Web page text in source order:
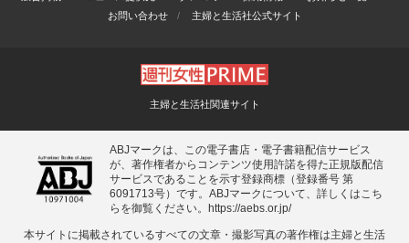
お問い合わせ
主婦と生活社公式サイト
主婦と生活社関連サイト
ABJマークは、この電子書店・電子書籍配信サービス
が、著作権者からコンテンツ使用許諾を得た正規版配信
サービスであることを示す登録商標（登録番号 第
6091713号）です。ABJマークについて、詳しくはこち
らを御覧ください。
https://aebs.or.jp/
本サイトに掲載されているすべての⽂章・撮影写真の著作権は主婦と⽣活